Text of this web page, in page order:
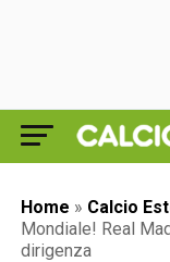
Home » Calcio
Mondiale! Real
dirigenza